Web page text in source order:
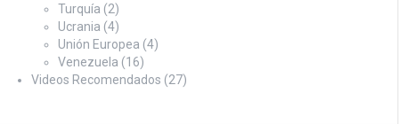
Turquía (2)
Ucrania (4)
Unión Europea (4)
Venezuela (16)
Videos Recomendados (27)